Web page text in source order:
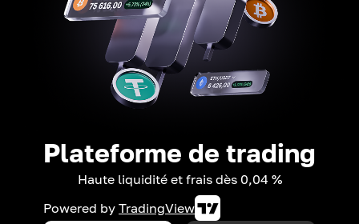
Plateforme de trading
Haute liquidité et frais dès 0,04 %
Powered by TradingView